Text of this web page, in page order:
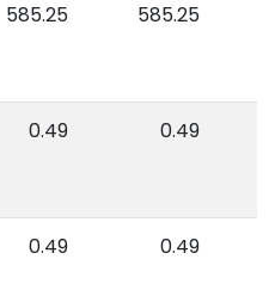
585.25 585.25
0.49 0.49
0.49 0.49